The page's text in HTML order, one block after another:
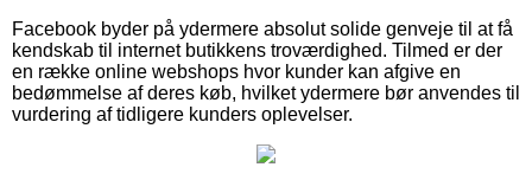
Facebook byder på ydermere absolut solide genveje til at få
kendskab til internet butikkens troværdighed. Tilmed er der
en række online webshops hvor kunder kan afgive en
bedømmelse af deres køb, hvilket ydermere bør anvendes til
vurdering af tidligere kunders oplevelser.